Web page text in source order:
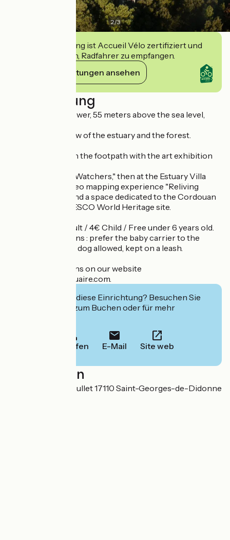
2/3
Diese Einrichtung ist Accueil Vélo zertifiziert und
verpflichtet sich, Radfahrer zu empfangen.
Ihre Verpflichtungen ansehen
Beschreibung
From the watchtower, 55 meters above the sea level,
an exceptional view of the estuary and the forest.
the exploration on the footpath with the art exhibition
game "The Moon Watchers," then at the Estuary Villa
with a singular video mapping experience "Reliving
extinct species" and a space dedicated to the Cordouan
Lighthouse, a UNESCO World Heritage site.
Around 1h, 5€ Adult / 4€ Child / Free under 6 years old.
Practical conditions : prefer the baby carrier to the
stroller. (Friendly) dog allowed, kept on a leash.
All the informations on our website
www.leparcdelestuaire.com.
Interessiert Sie diese Einrichtung? Besuchen Sie
deren Website zum Buchen oder für mehr
Anrufen E-Mail Site web
Localisation
47 avenue Paul Roullet 17110 Saint-Georges-de-Didonne